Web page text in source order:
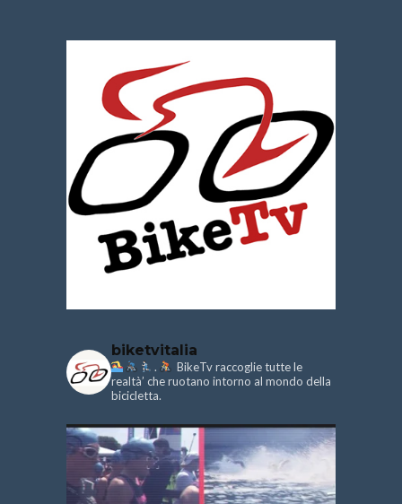
biketvitalia
.
BikeTv raccoglie tutte le
realtà’ che ruotano intorno al mondo della
bicicletta.